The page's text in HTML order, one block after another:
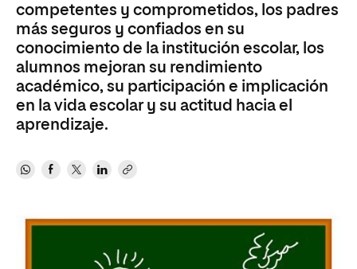
competentes y comprometidos, los padres
más seguros y confiados en su
conocimiento de la institución escolar, los
alumnos mejoran su rendimiento
académico, su participación e implicación
en la vida escolar y su actitud hacia el
aprendizaje.